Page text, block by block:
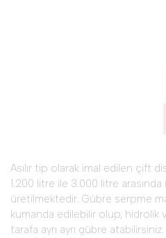
Asılır tip olarak imal edilen çift
1.200 litre ile 3.000 litre
üretilmektedir. Gübre serpme
kumanda edilebilir olup, hidrolik
tarafa ayrı ayrı gübre